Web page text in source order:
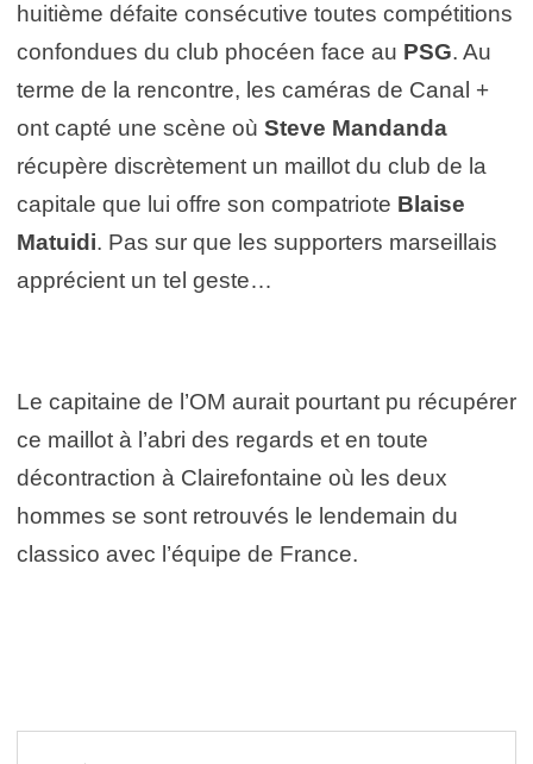
huitième défaite consécutive toutes compétitions
confondues du club phocéen face au PSG. Au
terme de la rencontre, les caméras de Canal +
ont capté une scène où Steve Mandanda
récupère discrètement un maillot du club de la
capitale que lui offre son compatriote Blaise
Matuidi. Pas sur que les supporters marseillais
apprécient un tel geste…
Le capitaine de l’OM aurait pourtant pu récupérer
ce maillot à l’abri des regards et en toute
décontraction à Clairefontaine où les deux
hommes se sont retrouvés le lendemain du
classico avec l’équipe de France.